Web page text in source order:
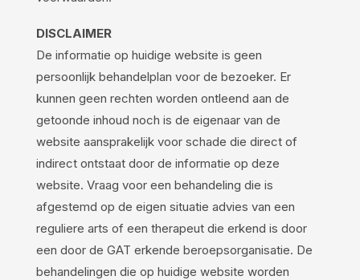
DISCLAIMER
De informatie op huidige website is geen
persoonlijk behandelplan voor de bezoeker. Er
kunnen geen rechten worden ontleend aan de
getoonde inhoud noch is de eigenaar van de
website aansprakelijk voor schade die direct of
indirect ontstaat door de informatie op deze
website. Vraag voor een behandeling die is
afgestemd op de eigen situatie advies van een
reguliere arts of een therapeut die erkend is door
een door de GAT erkende beroepsorganisatie. De
behandelingen die op huidige website worden